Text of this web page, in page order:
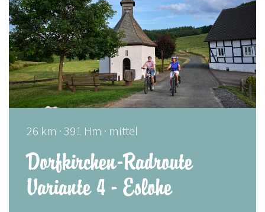
Dorfkirchen-Radroute
Variante 4 - Eslohe
26 km · 391 Hm · mittel